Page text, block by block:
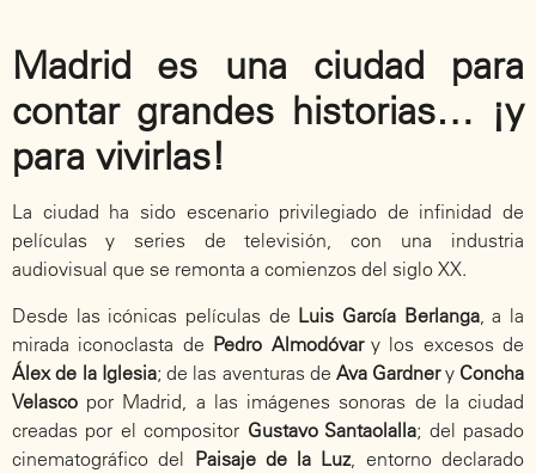
Madrid es una ciudad para
contar grandes historias… ¡y
para vivirlas!
La ciudad ha sido escenario privilegiado de infinidad de
películas y series de televisión, con una industria
audiovisual que se remonta a comienzos del siglo XX.
Desde las icónicas películas de Luis García Berlanga, a la
mirada iconoclasta de Pedro Almodóvary los excesos de
Álex de la Iglesia; de las aventuras deAva Gardnery Concha
Velasco por Madrid, a las imágenes sonoras de la ciudad
creadas por el compositor Gustavo Santaolalla; del pasado
cinematográfico del Paisaje de la Luz , entorno declarado